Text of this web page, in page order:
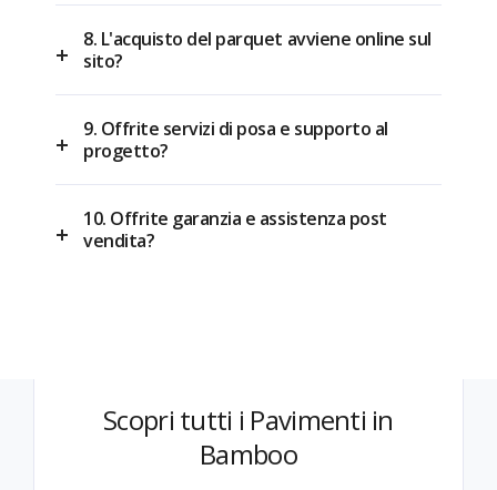
8. L'acquisto del parquet avviene online sul
sito?
9. Offrite servizi di posa e supporto al
progetto?
10. Offrite garanzia e assistenza post
vendita?
Scopri tutti i Pavimenti in
Bamboo